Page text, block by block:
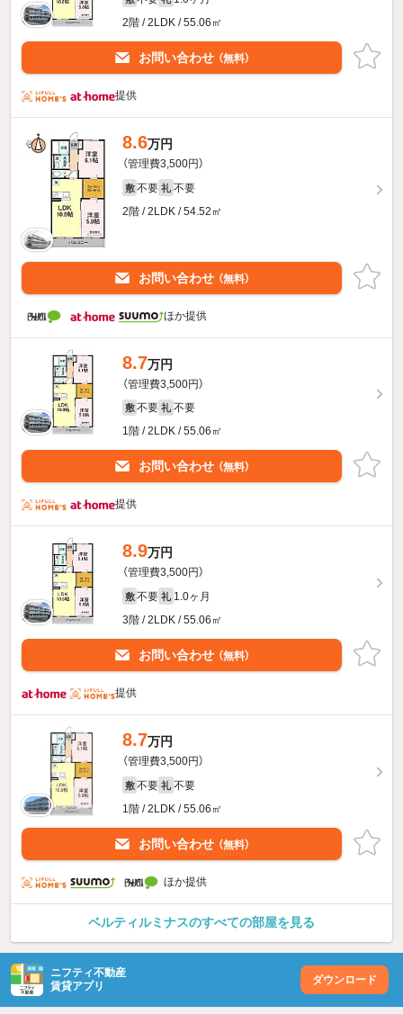
2階 / 2LDK / 55.06㎡
お問い合わせ （無料）
提供
8.6万円
（管理費3,500円）
敷 不要 礼 不要
2階 / 2LDK / 54.52㎡
お問い合わせ （無料）
ほか提供
8.7万円
（管理費3,500円）
敷 不要 礼 不要
1階 / 2LDK / 55.06㎡
お問い合わせ （無料）
提供
8.9万円
（管理費3,500円）
敷 不要 礼 1.0ヶ月
3階 / 2LDK / 55.06㎡
お問い合わせ （無料）
提供
8.7万円
（管理費3,500円）
敷 不要 礼 不要
1階 / 2LDK / 55.06㎡
お問い合わせ （無料）
ほか提供
ベルティルミナスのすべての部屋を見る
ニフティ不動産
賃貸アプリ
ダウンロード